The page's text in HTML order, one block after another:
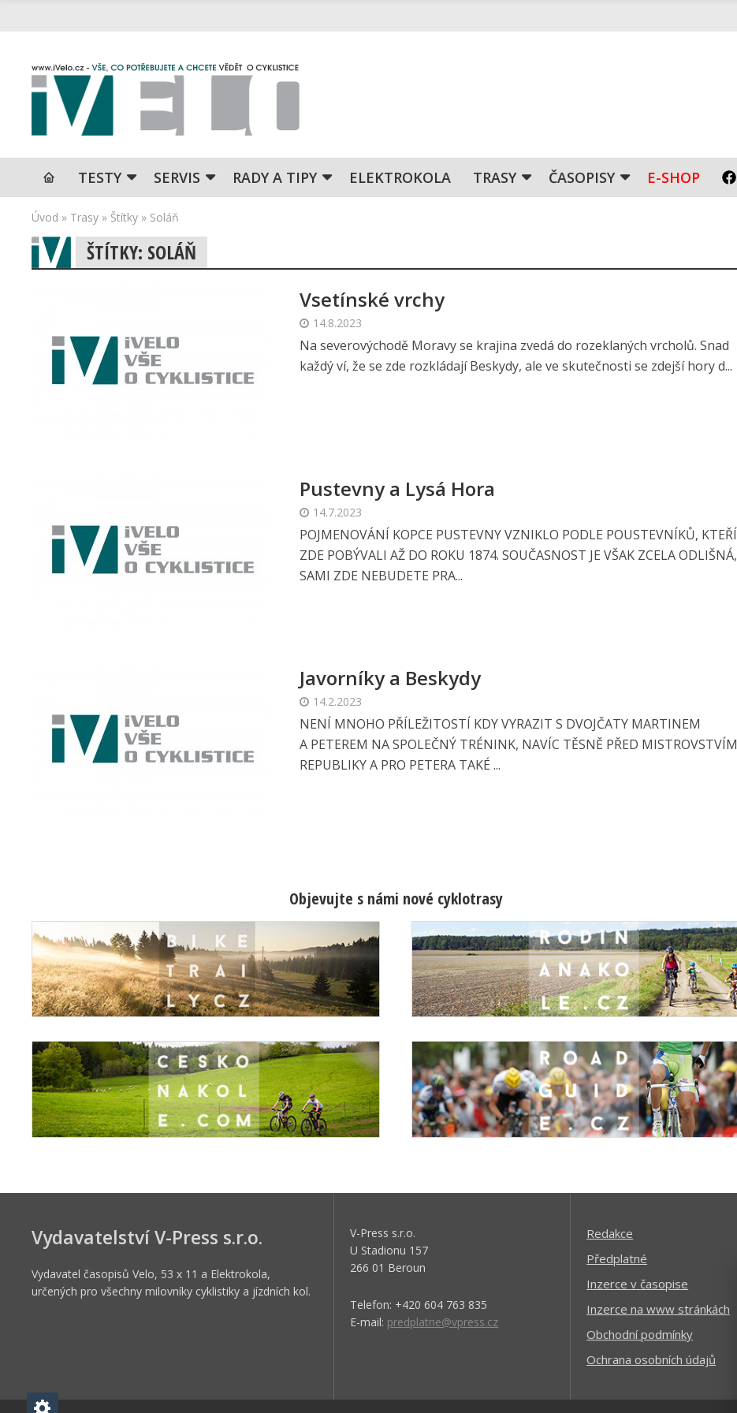
TESTY SERVIS RADY A TIPY ELEKTROKOLA TRASY ČASOPISY E-SHOP
Úvod » Trasy » Štítky » Soláň
ŠTÍTKY: SOLÁŇ
Vsetínské vrchy
14.8.2023
Na severovýchodě Moravy se krajina zvedá do rozeklaných vrcholů. Snad
každý ví, že se zde rozkládají Beskydy, ale ve skutečnosti se zdejší hory d...
Pustevny a Lysá Hora
14.7.2023
POJMENOVÁNÍ KOPCE PUSTEVNY VZNIKLO PODLE POUSTEVNÍKŮ, KTEŘÍ
ZDE POBÝVALI AŽ DO ROKU 1874. SOUČASNOST JE VŠAK ZCELA ODLIŠNÁ,
SAMI ZDE NEBUDETE PRA...
Javorníky a Beskydy
14.2.2023
NENÍ MNOHO PŘÍLEŽITOSTÍ KDY VYRAZIT S DVOJČATY MARTINEM
A PETEREM NA SPOLEČNÝ TRÉNINK, NAVÍC TĚSNĚ PŘED MISTROVSTVÍM
REPUBLIKY A PRO PETERA TAKÉ ...
Objevujte s námi nové cyklotrasy
Vydavatelství V-Press s.r.o.
Vydavatel časopisů Velo, 53 x 11 a Elektrokola,
určených pro všechny milovníky cyklistiky a jízdních kol.
V-Press s.r.o.
U Stadionu 157
266 01 Beroun
Telefon: +420 604 763 835
E-mail: predplatne@vpress.cz
Redakce
Předplatné
Inzerce v časopise
Inzerce na www stránkách
Obchodní podmínky
Ochrana osobních údajů